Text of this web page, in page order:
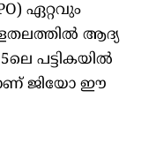
ഏറ്റവും
ആദ്യ
പട്ടികയിൽ
ജിയോ ഈ